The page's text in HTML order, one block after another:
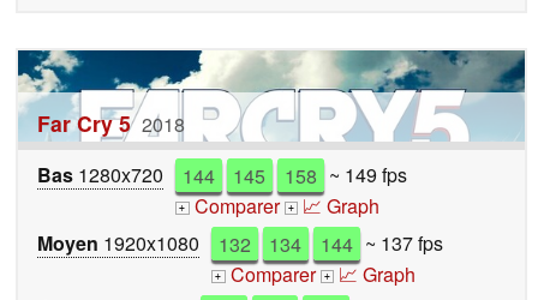
Far Cry 5 2018
Bas 1280x720 144 145 158 ~ 149 fps
+ Comparer + 📈 Graph
Moyen 1920x1080 132 134 144 ~ 137 fps
+ Comparer + 📈 Graph